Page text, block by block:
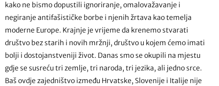
kako ne bismo dopustili ignoriranje, omalovažavanje i
negiranje antifašističke borbe i njenih žrtava kao temelja
moderne Europe. Krajnje je vrijeme da krenemo stvarati
društvo bez starih i novih mržnji, društvo u kojem ćemo imati
bolji i dostojanstveniji život. Danas smo se okupili na mjestu
gdje se susreću tri zemlje, tri naroda, tri jezika, ali jedno srce.
Baš ovdje zajedništvo između Hrvatske, Slovenije i Italije nije